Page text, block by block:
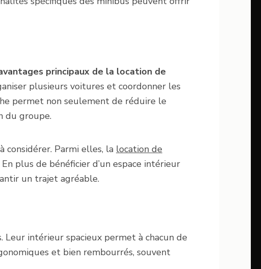
principaux de la location de
plusieurs voitures et coordonner les
permet non seulement de réduire le
du groupe.
considérer. Parmi elles, la location de
plus de bénéficier d’un espace intérieur
un trajet agréable.
intérieur spacieux permet à chacun de
et bien rembourrés, souvent